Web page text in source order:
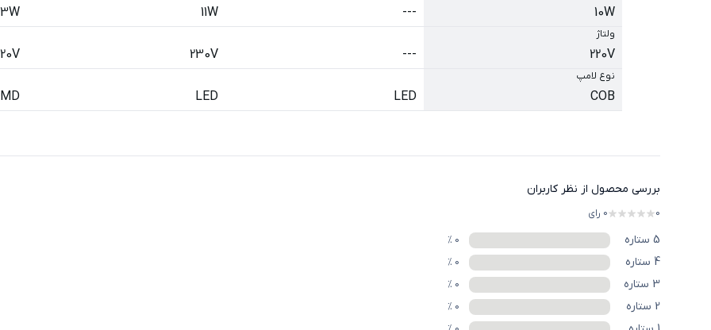
10W
---
11W
3W
ولتاژ
220V
---
230V
نوع لامپ
COB
LED
LED
بررسی محصول از نظر کاربران
0
0 رای
5 ستاره 0
%
4 ستاره 0
%
3 ستاره 0
%
2 ستاره 0
%